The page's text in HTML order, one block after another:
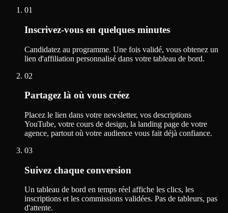
01
Inscrivez-vous en quelques minutes
Candidatez au programme. Une fois validé, vous obtenez un
lien d'affiliation personnalisé dans votre tableau de bord.
02
Partagez là où vous créez
Placez le lien dans votre newsletter, vos descriptions
YouTube, votre cours de design, la landing page de votre
agence, partout où votre audience vous fait déjà confiance.
03
Suivez chaque conversion
Un tableau de bord en temps réel affiche les clics, les
inscriptions et les commissions validées. Pas de tableurs, pas
d'attente.